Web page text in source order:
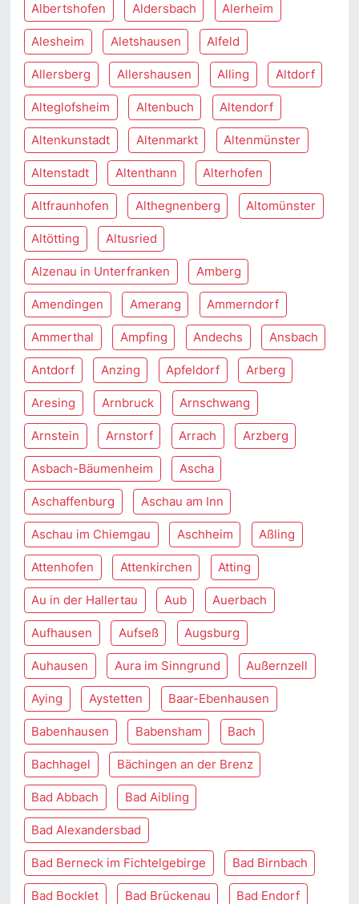
Albertshofen Aldersbach Alerheim
Alesheim Aletshausen Alfeld
Allersberg Allershausen Alling Altdorf
Alteglofsheim Altenbuch Altendorf
Altenkunstadt Altenmarkt Altenmünster
Altenstadt Altenthann Alterhofen
Altfraunhofen Althegnenberg Altomünster
Altötting Altusried
Alzenau in Unterfranken Amberg
Amendingen Amerang Ammerndorf
Ammerthal Ampfing Andechs Ansbach
Antdorf Anzing Apfeldorf Arberg
Aresing Arnbruck Arnschwang
Arnstein Arnstorf Arrach Arzberg
Asbach-Bäumenheim Ascha
Aschaffenburg Aschau am Inn
Aschau im Chiemgau Aschheim Aßling
Attenhofen Attenkirchen Atting
Au in der Hallertau Aub Auerbach
Aufhausen Aufseß Augsburg
Auhausen Aura im Sinngrund Außernzell
Aying Aystetten Baar-Ebenhausen
Babenhausen Babensham Bach
Bachhagel Bächingen an der Brenz
Bad Abbach Bad Aibling
Bad Alexandersbad
Bad Berneck im Fichtelgebirge Bad Birnbach
Bad Bocklet Bad Brückenau Bad Endorf